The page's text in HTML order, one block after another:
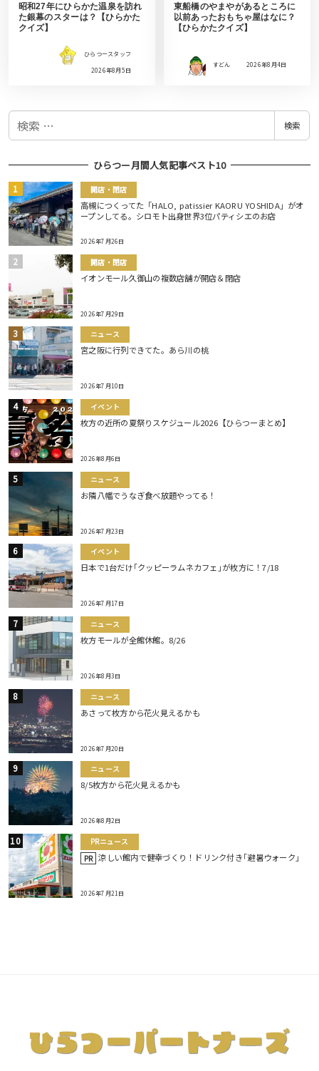
昭和27年にひらかた温泉を訪れ
た銀幕のスターは？【ひらかた
クイズ】
ひらつースタッフ
2026年8月5日
東船橋のやまやがあるところに
以前あったおもちゃ屋はなに？
【ひらかたクイズ】
すどん 2026年8月4日
検
検索
ひらつー月間人気記事ベスト10
開店・閉店
高槻につくってた「HALO, patissier KAORU YOSHIDA」がオ
ープンしてる。シロモト出身世界3位パティシエのお店
2026年7月26日
開店・閉店
イオンモール久御山の複数店舗が開店＆閉店
2026年7月29日
ニュース
宮之阪に行列できてた。あら川の桃
2026年7月10日
イベント
枚方の近所の夏祭りスケジュール2026【ひらつーまとめ】
2026年8月6日
ニュース
お隣八幡でうなぎ食べ放題やってる！
2026年7月23日
イベント
日本で1台だけ｢クッピーラムネカフェ｣が枚方に！7/18
2026年7月17日
ニュース
枚方モールが全館休館。8/26
2026年8月3日
ニュース
あさって枚方から花火見えるかも
2026年7月20日
ニュース
8/5枚方から花火見えるかも
2026年8月2日
PRニュース
PR 涼しい館内で健幸づくり！ドリンク付き｢避暑ウォーク｣
2026年7月21日